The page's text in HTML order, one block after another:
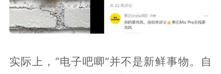
实际上，“电子吧唧”并不是新鲜事物。自